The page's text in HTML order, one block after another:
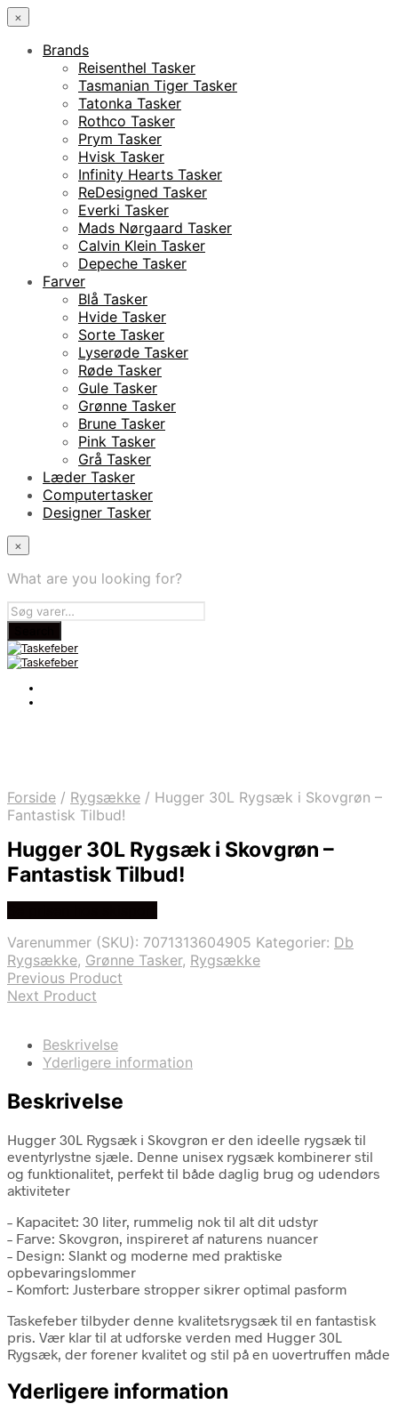
×
Brands
Reisenthel Tasker
Tasmanian Tiger Tasker
Tatonka Tasker
Rothco Tasker
Prym Tasker
Hvisk Tasker
Infinity Hearts Tasker
ReDesigned Tasker
Everki Tasker
Mads Nørgaard Tasker
Calvin Klein Tasker
Depeche Tasker
Farver
Blå Tasker
Hvide Tasker
Sorte Tasker
Lyserøde Tasker
Røde Tasker
Gule Tasker
Grønne Tasker
Brune Tasker
Pink Tasker
Grå Tasker
Læder Tasker
Computertasker
Designer Tasker
×
What are you looking for?
Forside / Rygsække / Hugger 30L Rygsæk i Skovgrøn –
Fantastisk Tilbud!
Hugger 30L Rygsæk i Skovgrøn –
Fantastisk Tilbud!
Varenummer (SKU): 7071313604905 Kategorier: Db
Rygsække, Grønne Tasker, Rygsække
Previous Product
Next Product
Beskrivelse
Yderligere information
Beskrivelse
Hugger 30L Rygsæk i Skovgrøn er den ideelle rygsæk til
eventyrlystne sjæle. Denne unisex rygsæk kombinerer stil
og funktionalitet, perfekt til både daglig brug og udendørs
aktiviteter
– Kapacitet: 30 liter, rummelig nok til alt dit udstyr
– Farve: Skovgrøn, inspireret af naturens nuancer
– Design: Slankt og moderne med praktiske
opbevaringslommer
– Komfort: Justerbare stropper sikrer optimal pasform
Taskefeber tilbyder denne kvalitetsrygsæk til en fantastisk
pris. Vær klar til at udforske verden med Hugger 30L
Rygsæk, der forener kvalitet og stil på en uovertruffen måde
Yderligere information